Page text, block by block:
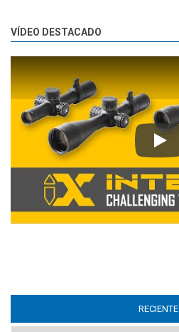
VÍDEO DESTACADO
Play
RECIENTE